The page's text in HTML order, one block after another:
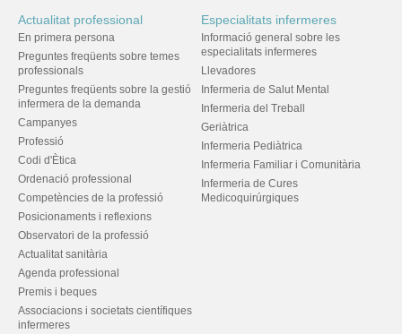
Actualitat professional
En primera persona
Preguntes freqüents sobre temes
professionals
Preguntes freqüents sobre la gestió
infermera de la demanda
Campanyes
Professió
Codi d'Ètica
Ordenació professional
Competències de la professió
Posicionaments i reflexions
Observatori de la professió
Actualitat sanitària
Agenda professional
Premis i beques
Associacions i societats científiques
infermeres
Especialitats infermeres
Informació general sobre les
especialitats infermeres
Llevadores
Infermeria de Salut Mental
Infermeria del Treball
Geriàtrica
Infermeria Pediàtrica
Infermeria Familiar i Comunitària
Infermeria de Cures
Medicoquirúrgiques